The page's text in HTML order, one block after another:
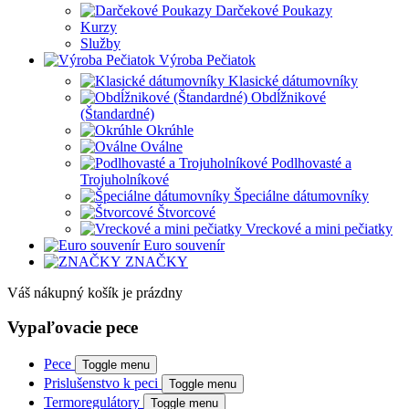
Darčekové Poukazy
Kurzy
Služby
Výroba Pečiatok
Klasické dátumovníky
Obdĺžnikové
(Štandardné)
Okrúhle
Oválne
Podlhovasté a
Trojuholníkové
Špeciálne dátumovníky
Štvorcové
Vreckové a mini pečiatky
Euro souvenír
ZNAČKY
Váš nákupný košík je prázdny
Vypaľovacie pece
Pece Toggle menu
Prislušenstvo k peci Toggle menu
Termoregulátory Toggle menu